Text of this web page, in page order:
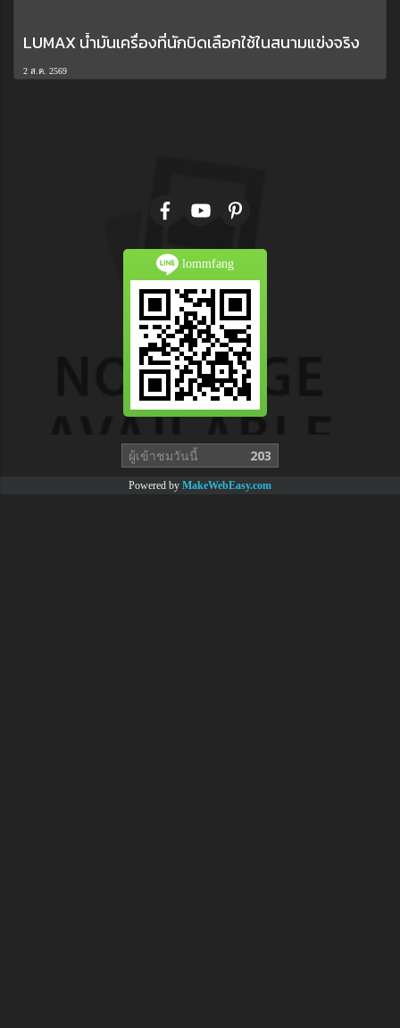
LUMAX น้ำมันเครื่องที่นักบิดเลือกใช้ในสนามแข่งจริง
2 ส.ค. 2569
lommfang
ผู้เข้าชมวันนี้ 203
Powered by MakeWebEasy.com